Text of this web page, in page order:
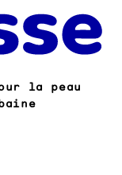
la peau